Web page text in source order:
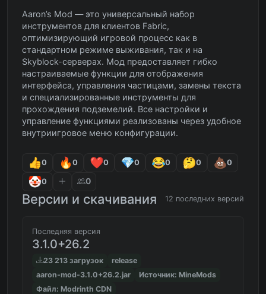
Aaron’s Mod — это универсальный набор
инструментов для клиентов Fabric,
оптимизирующий игровой процесс как в
стандартном режиме выживания, так и на
Skyblock-серверах. Мод предоставляет гибко
настраиваемые функции для отображения
интерфейса, управления частицами, замены текста
и специализированные инструменты для
прохождения подземелий. Все настройки и
управление функциями реализованы через удобное
внутриигровое меню конфигурации.
0 0 0 0 0 0 0
0 0
Версии и скачивания 12 последних версий
Последняя версия
3.1.0+26.2
23 213 загрузок
release
aaron-mod-3.1.0+26.2.jar
Источник: MineMods
Файл: Modrinth CDN